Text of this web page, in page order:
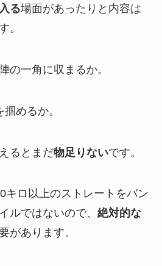
る場面があったりと内容は
。
の一角に収まるか。
めるか。
るとまだ物足りないです。
キロ以上のストレートをバン
ルではないので、 絶対的な
があります。